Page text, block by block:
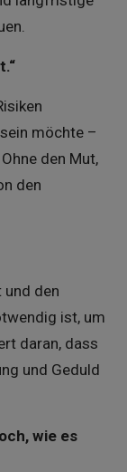
möchte –
den Mut,
den
und den
ist, um
daran, dass
und Geduld
wie es